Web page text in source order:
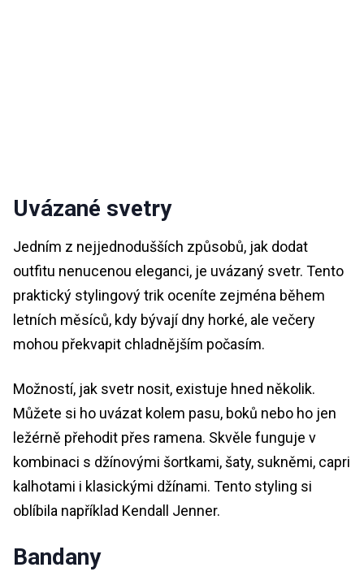
Uvázané svetry
Jedním z nejjednodušších způsobů, jak dodat
outfitu nenucenou eleganci, je uvázaný svetr. Tento
praktický stylingový trik oceníte zejména během
letních měsíců, kdy bývají dny horké, ale večery
mohou překvapit chladnějším počasím.
Možností, jak svetr nosit, existuje hned několik.
Můžete si ho uvázat kolem pasu, boků nebo ho jen
ležérně přehodit přes ramena. Skvěle funguje v
kombinaci s džínovými šortkami, šaty, sukněmi, capri
kalhotami i klasickými džínami. Tento styling si
oblíbila například Kendall Jenner.
Bandany